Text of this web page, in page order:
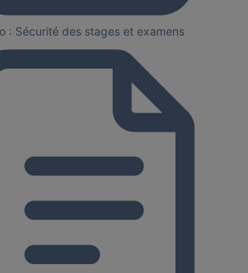
: Sécurité des stages et examens